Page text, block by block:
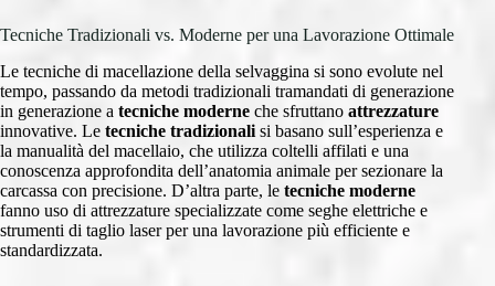
Tecniche Tradizionali vs. Moderne per una Lavorazione Ottimale
Le tecniche di macellazione della selvaggina si sono evolute nel
tempo, passando da metodi tradizionali tramandati di generazione
in generazione a tecniche moderne che sfruttano attrezzature
innovative. Le tecniche tradizionali si basano sull’esperienza e
la manualità del macellaio, che utilizza coltelli affilati e una
conoscenza approfondita dell’anatomia animale per sezionare la
carcassa con precisione. D’altra parte, le tecniche moderne
fanno uso di attrezzature specializzate come seghe elettriche e
strumenti di taglio laser per una lavorazione più efficiente e
standardizzata.